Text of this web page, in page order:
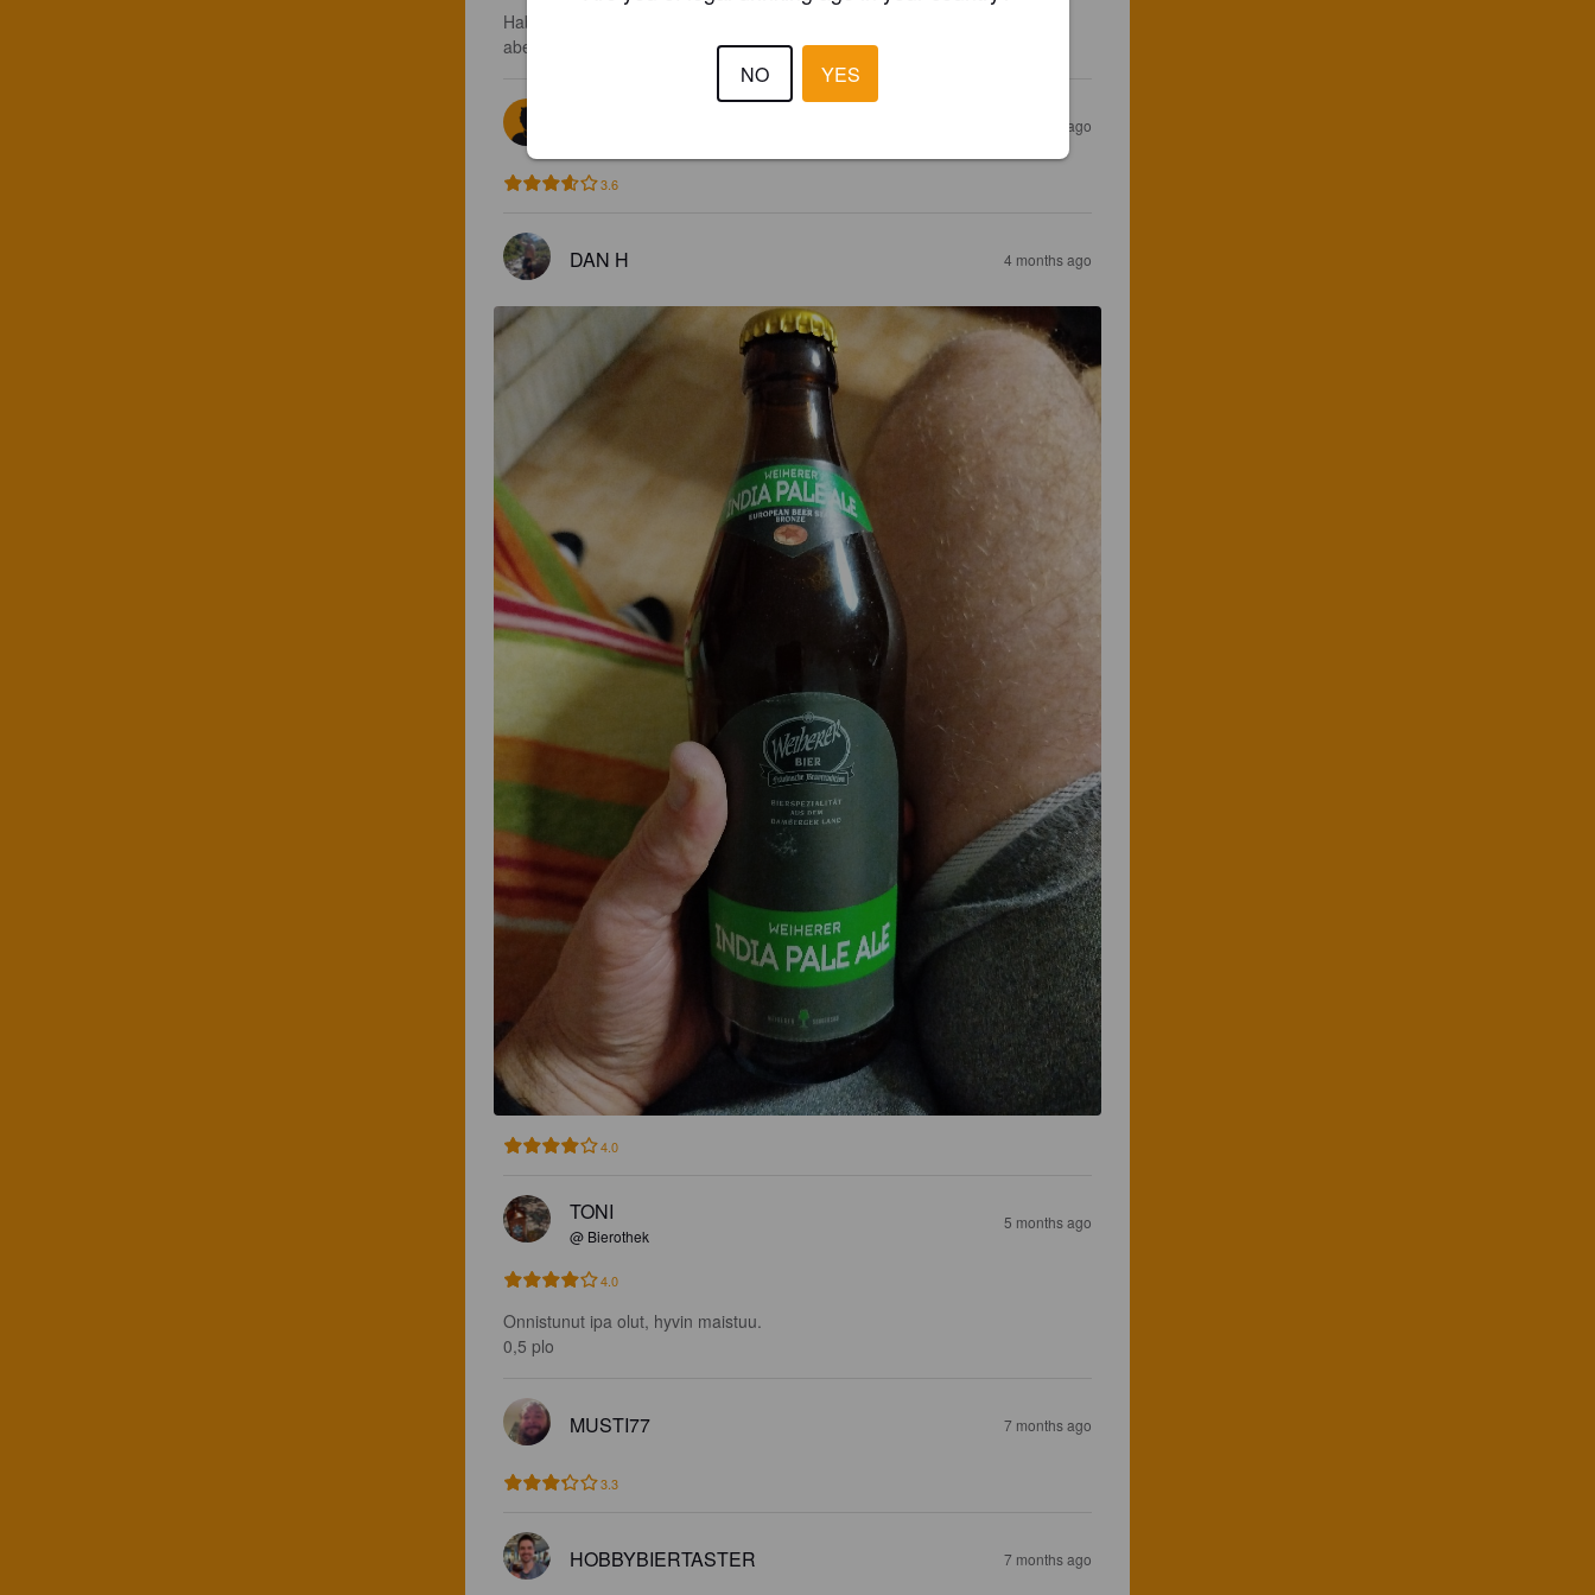
Habe sie sich von den Klassischen IPAs der Engländer abgeguckt. Lecker
aber mag dann doch die modernen Interpretationen lieber
4 months ago
3.6
DAN H 4 months ago
4.0
TONI
@ Bierothek
5 months ago
4.0
Onnistunut ipa olut, hyvin maistuu.
0,5 plo
MUSTI77 7 months ago
3.3
HOBBYBIERTASTER 7 months ago
NO YES